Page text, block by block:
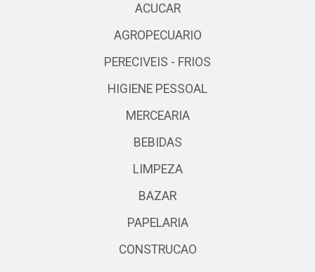
ACUCAR
AGROPECUARIO
PERECIVEIS - FRIOS
HIGIENE PESSOAL
MERCEARIA
BEBIDAS
LIMPEZA
BAZAR
PAPELARIA
CONSTRUCAO